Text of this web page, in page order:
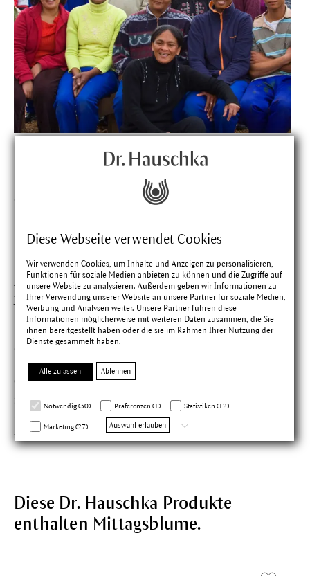
Diese Webseite verwendet Cookies
Wir verwenden Cookies, um Inhalte und Anzeigen zu personalisieren,
Funktionen für soziale Medien anbieten zu können und die Zugriffe auf
unsere Website zu analysieren. Außerdem geben wir Informationen zu
Ihrer Verwendung unserer Website an unsere Partner für soziale Medien,
Werbung und Analysen weiter. Unsere Partner führen diese
Informationen möglicherweise mit weiteren Daten zusammen, die Sie
ihnen bereitgestellt haben oder die sie im Rahmen Ihrer Nutzung der
Dienste gesammelt haben.
Alle zulassen Ablehnen
Notwendig (30) Präferenzen (1) Statistiken (12)
Marketing (27) Auswahl erlauben
Ulrich Feiter sieht seinen Auftrag in Südafrika nicht allein
darin, Auftragshersteller zu sein. „Mir ging es nie um
Es gehe ihm vielmehr darum, Ideen weiterzutragen,
initiierte er 2005 die Gründung vonAAMPS, der
Association for African Medicinal Plants Standards, die
jüngst Beschreibungen von mehr als 50 afrikanischen
Heilpflanzen herausgebracht hat, um diese nutzbar zu
machen. Und deshalb bereitet er zurzeit die Gründung
einer Mitarbeiterstiftung vor, über die die Parceval-
Belegschaft finanziell beteiligt sein wird und bei den
Geschäften des Unternehmens mitbestimmen soll. Eine
große Herausforderung für das Verantwortungsgefühl
aller, das nur mit Geduld und vielen Gesprächen wächst.
Aber der richtige Schritt in die Zukunft.
Diese Dr. Hauschka Produkte
enthalten Mittagsblume.